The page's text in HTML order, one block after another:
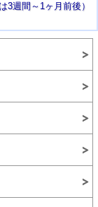
3週間～ 1ヶ月前後 ）